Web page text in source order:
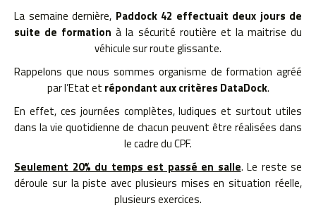
La semaine dernière, Paddock 42 effectuait deux jours de
suite de formation à la sécurité routière et la maitrise du
véhicule sur route glissante.
Rappelons que nous sommes organisme de formation agréé
par l’Etat et répondant aux critères DataDock.
En effet, ces journées complètes, ludiques et surtout utiles
dans la vie quotidienne de chacun peuvent être réalisées dans
le cadre du CPF.
Seulement 20% du temps est passé en salle. Le reste se
déroule sur la piste avec plusieurs mises en situation réelle,
plusieurs exercices.